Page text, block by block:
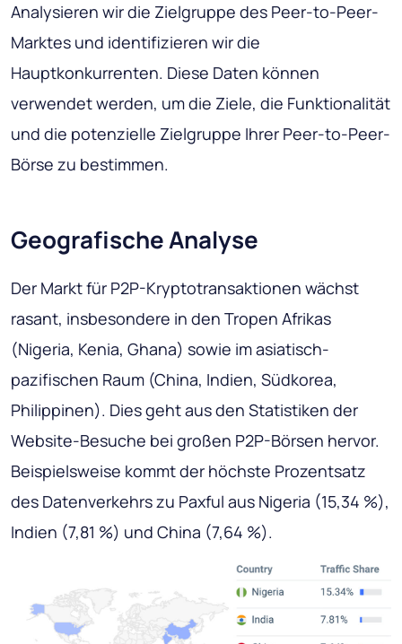
Analysieren wir die Zielgruppe des Peer-to-Peer-
Marktes und identifizieren wir die
Hauptkonkurrenten. Diese Daten können
verwendet werden, um die Ziele, die Funktionalität
und die potenzielle Zielgruppe Ihrer Peer-to-Peer-
Börse zu bestimmen.
Geografische Analyse
Der Markt für P2P-Kryptotransaktionen wächst
rasant, insbesondere in den Tropen Afrikas
(Nigeria, Kenia, Ghana) sowie im asiatisch-
pazifischen Raum (China, Indien, Südkorea,
Philippinen). Dies geht aus den Statistiken der
Website-Besuche bei großen P2P-Börsen hervor.
Beispielsweise kommt der höchste Prozentsatz
des Datenverkehrs zu Paxful aus Nigeria (15,34 %),
Indien (7,81 %) und China (7,64 %).